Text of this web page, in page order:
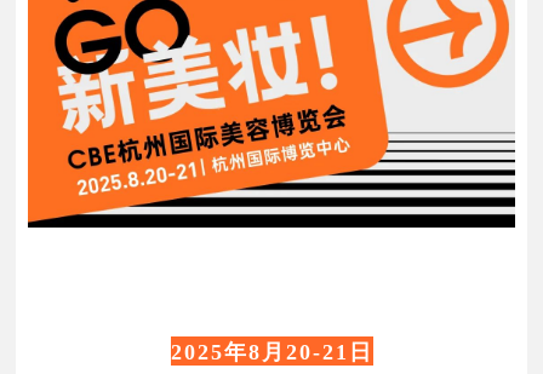
2025年8月20-21日